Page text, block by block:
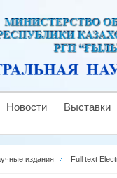
Новости Выставки
издания Full text